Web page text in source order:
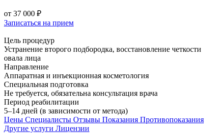
от 37 000 ₽
Записаться на прием
Цель процедур
Устранение второго подбородка, восстановление четкости
овала лица
Направление
Аппаратная и инъекционная косметология
Специальная подготовка
Не требуется, обязательна консультация врача
Период реабилитации
5–14 дней (в зависимости от метода)
Цены Специалисты Отзывы Показания Противопоказания
Другие услуги Лицензии